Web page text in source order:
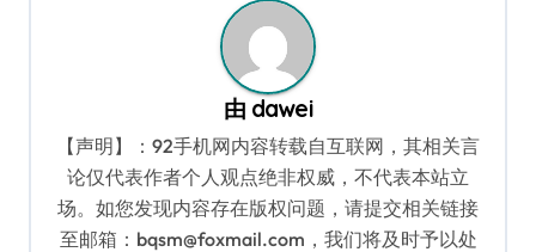
由 dawei
【声明】：92手机网内容转载自互联网，其相关言
论仅代表作者个人观点绝非权威，不代表本站立
场。如您发现内容存在版权问题，请提交相关链接
至邮箱：bqsm@foxmail.com，我们将及时予以处